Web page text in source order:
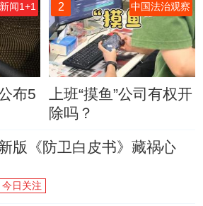
新闻1+1
布5
2 中国法治观察
上班“摸鱼”公司有权开
除吗？
版《防卫白皮书》藏祸心
今日关注